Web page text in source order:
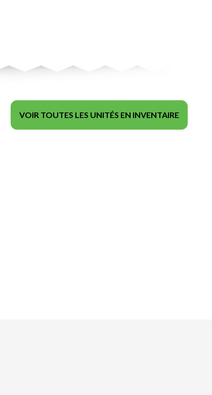
VOIR TOUTES LES UNITÉS EN INVENTAIRE